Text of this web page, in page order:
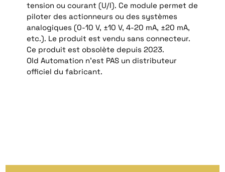
tension ou courant (U/I). Ce module permet de
piloter des actionneurs ou des systèmes
analogiques (0-10 V, ±10 V, 4-20 mA, ±20 mA,
etc.). Le produit est vendu sans connecteur.
Ce produit est obsolète depuis 2023.
Old Automation n'est PAS un distributeur
officiel du fabricant.